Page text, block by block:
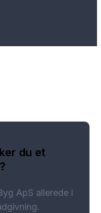
du et
ApS allerede i